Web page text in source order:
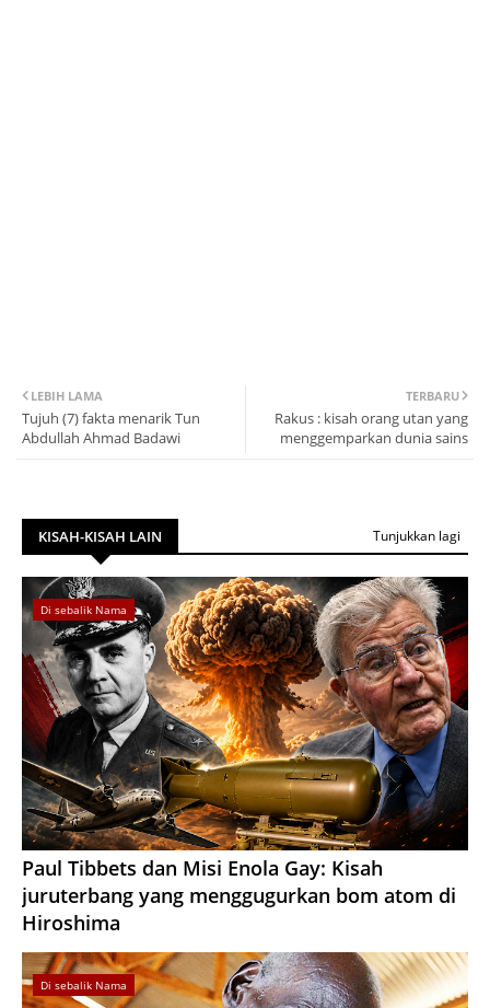
TERBARU
Rakus : kisah orang utan yang
menggemparkan dunia sains
LEBIH LAMA
Tujuh (7) fakta menarik Tun
Abdullah Ahmad Badawi
KISAH-KISAH LAIN Tunjukkan lagi
Di sebalik Nama
Paul Tibbets dan Misi Enola Gay: Kisah
juruterbang yang menggugurkan bom atom di
Hiroshima
Di sebalik Nama